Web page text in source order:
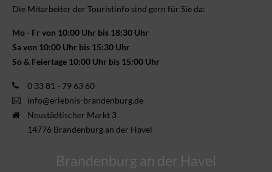
Die Mitarbeiter der Touristinfo sind gern für Sie da:
Mo - Fr von 10:00 Uhr bis 18:30 Uhr
Sa von 10:00 Uhr bis 15:30 Uhr
So & Feiertage 10:00 Uhr bis 15:00 Uhr
0 33 81 - 79 63 60
info@erlebnis-brandenburg.de
Neustädtischer Markt 3
14776 Brandenburg an der Havel
Brandenburg an der Havel